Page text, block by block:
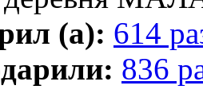
(а): 614
836